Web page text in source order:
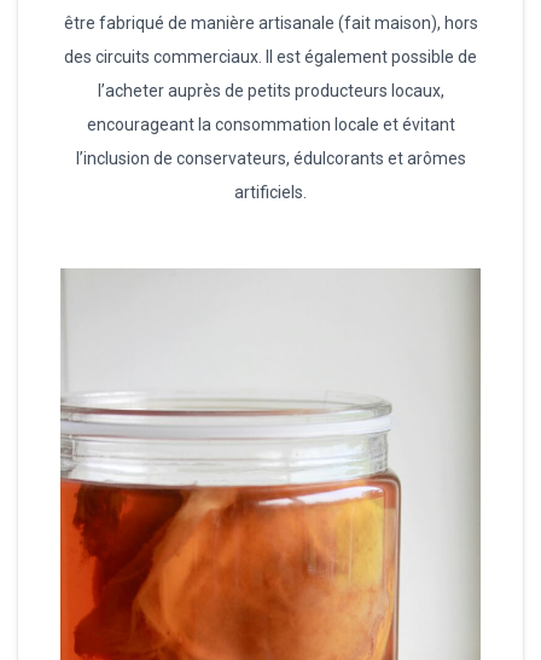
être fabriqué de manière artisanale (fait maison), hors
des circuits commerciaux. Il est également possible de
l’acheter auprès de petits producteurs locaux,
encourageant la consommation locale et évitant
l’inclusion de conservateurs, édulcorants et arômes
artificiels.